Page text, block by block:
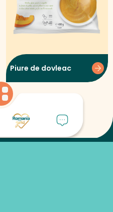
Piure de dovleac